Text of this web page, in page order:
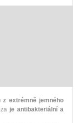
z extrémně jemného
je antibakteriální a